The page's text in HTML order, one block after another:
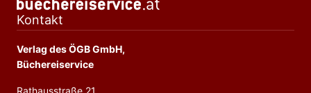
Kontakt
Verlag des ÖGB GmbH,
Büchereiservice
Rathausstraße 21